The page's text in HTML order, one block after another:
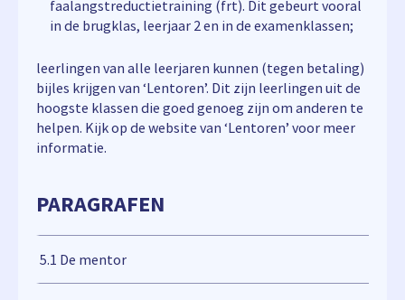
faalangstreductietraining (frt). Dit gebeurt vooral
in de brugklas, leerjaar 2 en in de examenklassen;
leerlingen van alle leerjaren kunnen (tegen betaling)
bijles krijgen van ‘Lentoren’. Dit zijn leerlingen uit de
hoogste klassen die goed genoeg zijn om anderen te
helpen. Kijk op de website van ‘Lentoren’ voor meer
informatie.
PARAGRAFEN
5.1 De mentor